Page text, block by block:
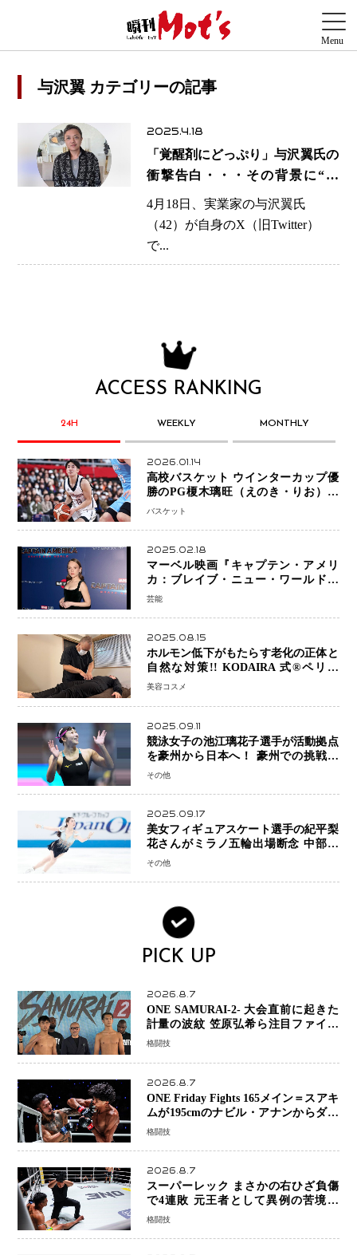
与沢翼 カテゴリーの記事
2025.4.18
「覚醒剤にどっぷり」与沢翼氏の
衝撃告白・・・その背景に“脅
迫”の影？
4月18日、実業家の与沢翼氏
（42）が自身のX（旧Twitter）
で...
ACCESS RANKING
24H WEEKLY MONTHLY
2026.01.14
高校バスケット ウインターカップ優
勝のPG榎木璃旺（えのき・りお）が
プロの現場へ―。
バスケット
2025.02.18
マーベル映画『キャプテン・アメリ
カ：ブレイブ・ニュー・ワールド』
新ブラック・ウィドウ役のシラ・ハー
芸能
2025.08.15
ホルモン低下がもたらす老化の正体と
自然な対策!! KODAIRA 式®ペリネ
（骨盤底筋）ケア
美容コスメ
2025.09.11
競泳女子の池江璃花子選手が活動拠点
を豪州から日本へ！ 豪州での挑戦を
糧に、28年ロサンゼルス五輪へ再始動
その他
2025.09.17
美女フィギュアスケート選手の紀平梨
花さんがミラノ五輪出場断念 中部選
手権欠場を発表「安全最優先の判断」
その他
PICK UP
2026.8.7
ONE SAMURAI-2- 大会直前に起きた
計量の波紋 笠原弘希ら注目ファイタ
ーは契約体重で決戦へ、山本歩夢と平
格闘技
2026.8.7
ONE Friday Fights 165メイン＝スアキ
ムが195cmのナビル・アナンからダウ
ン奪取！猛反撃を耐え抜き判定勝利、
格闘技
2026.8.7
スーパーレック まさかの右ひざ負傷
で4連敗 元王者として異例の苦境…
「アクシデント」でも消えない危険信
格闘技